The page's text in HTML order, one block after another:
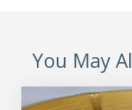
You May